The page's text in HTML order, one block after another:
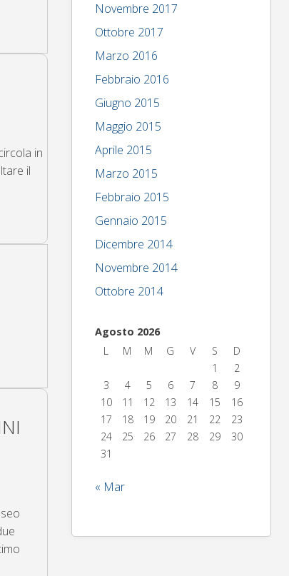
in
il
Novembre 2017
Ottobre 2017
Marzo 2016
Febbraio 2016
Giugno 2015
Maggio 2015
Aprile 2015
Marzo 2015
Febbraio 2015
Gennaio 2015
Dicembre 2014
Novembre 2014
Ottobre 2014
Agosto 2026
L
M M G V S
D
1
2
3
4 5 6 7 8
9
10
11 12 13 14 15
16
17
18 19 20 21 22
23
24
25 26 27 28 29
30
31
« Mar